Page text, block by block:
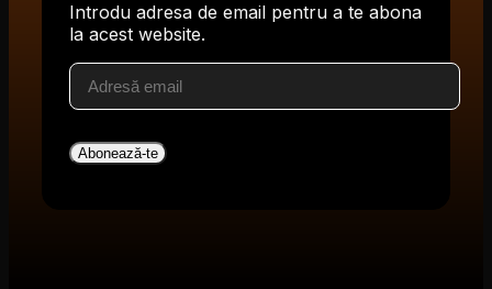
Introdu adresa de email pentru a te abona
la acest website.
Adresă
email
Abonează-te